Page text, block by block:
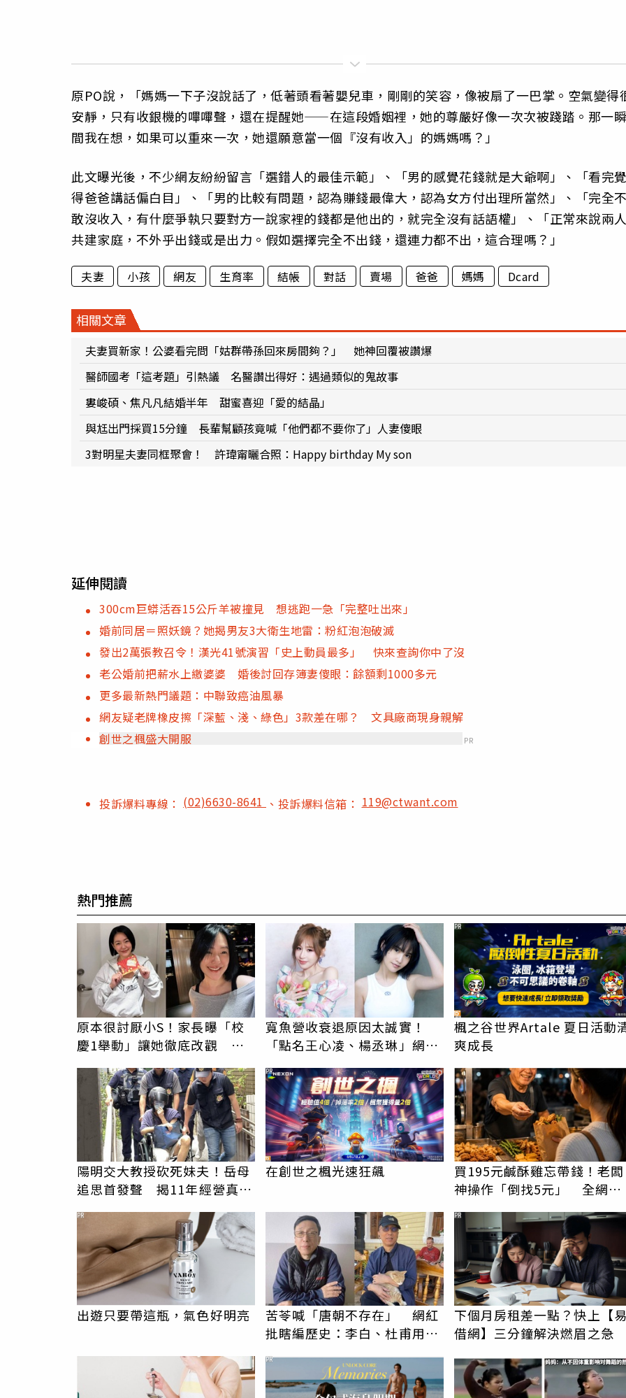
原PO說，「媽媽一下子沒說話了，低著頭看著嬰兒車，剛剛的笑容，像被扇了一巴掌。空氣變得
安靜，只有收銀機的嗶嗶聲，還在提醒她——在這段婚姻裡，她的尊嚴好像一次次被踐踏。那一瞬
間我在想，如果可以重來一次，她還願意當一個『沒有收入」的媽媽嗎？」
此文曝光後，不少網友紛紛留言「選錯人的最佳示範」、「男的感覺花錢就是大爺啊」、「看完
得爸爸講話偏白目」、「男的比較有問題，認為賺錢最偉大，認為女方付出理所當然」、「完全
敢沒收入，有什麼爭執只要對方一說家裡的錢都是他出的，就完全沒有話語權」、「正常來說兩
共建家庭，不外乎出錢或是出力。假如選擇完全不出錢，還連力都不出，這合理嗎？」
夫妻 小孩 網友 生育率 結帳 對話 賣場 爸爸 媽媽 Dcard
相關文章
夫妻買新家！公婆看完問「姑群帶孫回來房間夠？」 她神回覆被讚爆
醫師國考「這考題」引熱議 名醫讚出得好：遇過類似的鬼故事
婁峻碩、焦凡凡結婚半年 甜蜜喜迎「愛的結晶」
與尪出門採買15分鐘 長輩幫顧孩竟喊「他們都不要你了」人妻傻眼
3對明星夫妻同框聚會！ 許瑋甯曬合照：Happy birthday My son
延伸閱讀
300cm巨蟒活吞15公斤羊被撞見 想逃跑一急「完整吐出來」
婚前同居＝照妖鏡？她揭男友3大衛生地雷：粉紅泡泡破滅
發出2萬張教召令！漢光41號演習「史上動員最多」 快來查詢你中了沒
老公婚前把薪水上繳婆婆 婚後討回存簿妻傻眼：餘額剩1000多元
更多最新熱門議題：中聯致癌油風暴
網友疑老牌橡皮擦「深藍、淺、綠色」3款差在哪？ 文具廠商現身親解
創世之楓盛大開服
PR
投訴爆料專線： (02)6630-8641 、投訴爆料信箱：119@ctwant.com
熱門推薦
原本很討厭小S！家長曝「校
慶1舉動」讓她徹底改觀 網
寬魚營收衰退原因太誠實！
「點名王心凌、楊丞琳」網笑
楓之谷世界Artale 夏日活動
爽成長
PR
陽明交大教授砍死妹夫！岳母
追思首發聲 揭11年經營真相
在創世之楓光速狂飆
PR
買195元鹹酥雞忘帶錢！老闆
神操作「倒找5元」 全網看
出遊只要帶這瓶，氣色好明亮
PR
苦苓喊「唐朝不存在」 網紅
批瞎編歷史：李白、杜甫用鮮
卑文寫詩？
下個月房租差一點？快上【
借網】三分鐘解決燃眉之急
PR
PR